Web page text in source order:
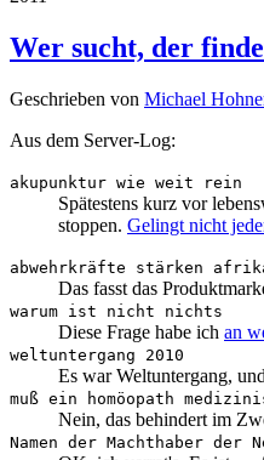
Wer sucht, der
Geschrieben von Michael
Aus dem Server-Log:
akupunktur wie weit rein
Spätestens kurz vor
stoppen. Gelingt nicht
abwehrkräfte stärken
Das fasst das
warum ist nicht nichts
Diese Frage habe ich an
weltuntergang 2010
Es war Weltuntergang,
muß ein homöopath
Nein, das behindert im
Namen der Machthaber der